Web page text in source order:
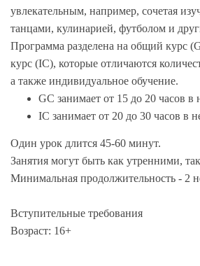
увлекательным, например, сочетая
танцами, кулинарией, футболом и
Программа разделена на общий курс
курс (IC), которые отличаются
а также индивидуальное обучение.
GC занимает от 15 до 20 часов в
IC занимает от 20 до 30 часов в
Один урок длится 45-60 минут.
Занятия могут быть как утренними,
Минимальная продолжительность - 2
Вступительные требования
Возраст: 16+